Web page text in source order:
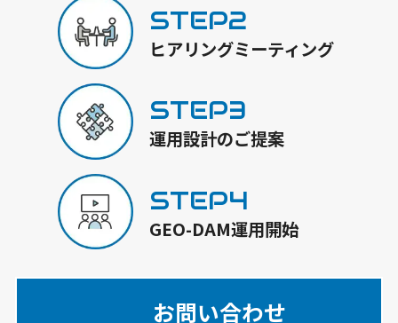
STEP2
ヒアリングミーティング
STEP3
運用設計のご提案
STEP4
GEO-DAM運用開始
お問い合わせ